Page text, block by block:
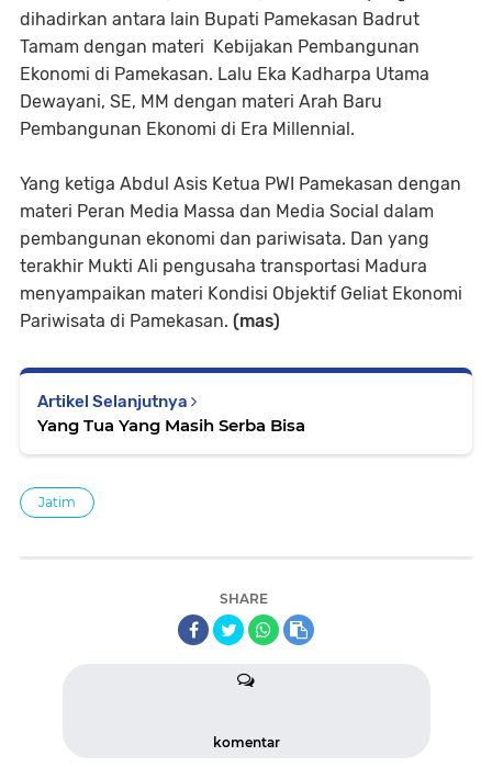
dihadirkan antara lain Bupati Pamekasan Badrut
Tamam dengan materi Kebijakan Pembangunan
Ekonomi di Pamekasan. Lalu Eka Kadharpa Utama
Dewayani, SE, MM dengan materi Arah Baru
Pembangunan Ekonomi di Era Millennial.
Yang ketiga Abdul Asis Ketua PWI Pamekasan dengan
materi Peran Media Massa dan Media Social dalam
pembangunan ekonomi dan pariwisata. Dan yang
terakhir Mukti Ali pengusaha transportasi Madura
menyampaikan materi Kondisi Objektif Geliat Ekonomi
Pariwisata di Pamekasan. (mas)
Artikel Selanjutnya
Yang Tua Yang Masih Serba Bisa
Jatim
SHARE
komentar